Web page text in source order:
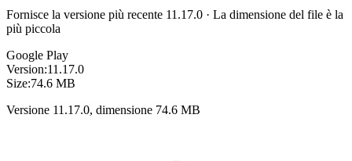
Fornisce la versione più recente 11.17.0 · La dimensione del file è la
più piccola
Google Play
Version:11.17.0
Size:74.6 MB
Versione 11.17.0, dimensione 74.6 MB